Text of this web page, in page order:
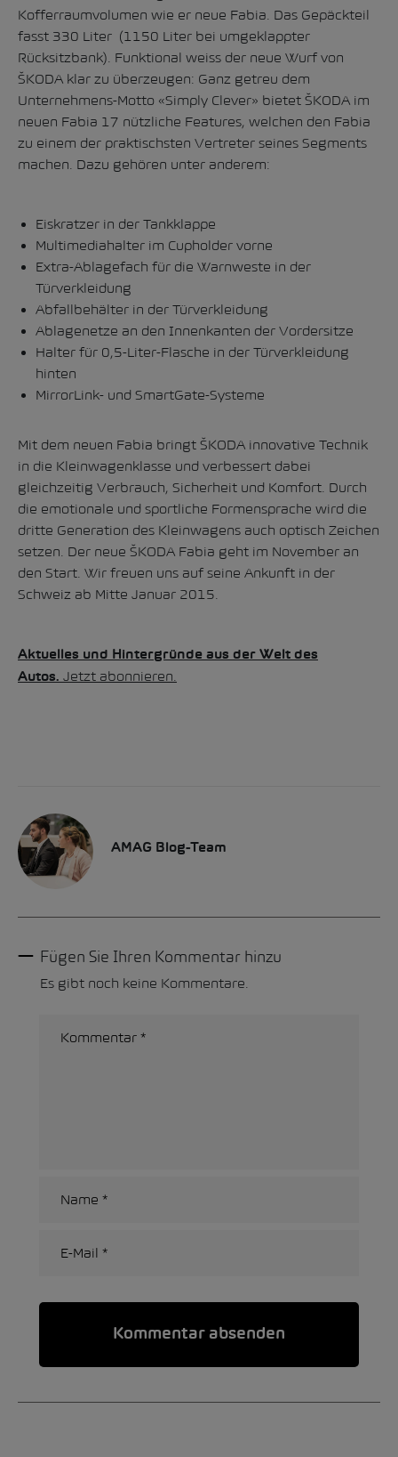
Kofferraumvolumen wie er neue Fabia. Das Gepäckteil
fasst 330 Liter (1150 Liter bei umgeklappter
Rücksitzbank). Funktional weiss der neue Wurf von
ŠKODA klar zu überzeugen: Ganz getreu dem
Unternehmens-Motto «Simply Clever» bietet ŠKODA im
neuen Fabia 17 nützliche Features, welchen den Fabia
zu einem der praktischsten Vertreter seines Segments
machen. Dazu gehören unter anderem:
Eiskratzer in der Tankklappe
Multimediahalter im Cupholder vorne
Extra-Ablagefach für die Warnweste in der
Türverkleidung
Abfallbehälter in der Türverkleidung
Ablagenetze an den Innenkanten der Vordersitze
Halter für 0,5-Liter-Flasche in der Türverkleidung
hinten
MirrorLink- und SmartGate-Systeme
Mit dem neuen Fabia bringt ŠKODA innovative Technik
in die Kleinwagenklasse und verbessert dabei
gleichzeitig Verbrauch, Sicherheit und Komfort. Durch
die emotionale und sportliche Formensprache wird die
dritte Generation des Kleinwagens auch optisch Zeichen
setzen. Der neue ŠKODA Fabia geht im November an
den Start. Wir freuen uns auf seine Ankunft in der
Schweiz ab Mitte Januar 2015.
Aktuelles und Hintergründe aus der Welt des
Autos. Jetzt abonnieren.
AMAG Blog-Team
Fügen Sie Ihren Kommentar hinzu
Es gibt noch keine Kommentare.